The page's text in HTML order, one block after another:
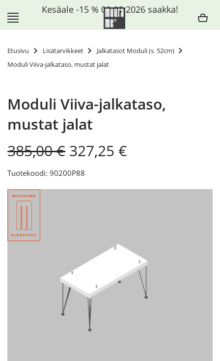
sisältöön
Etusivu Lisätarvikkeet
Jalkatasot Moduli (s. 52cm)
Moduli Viiva-jalkataso, mustat jalat
Moduli Viiva-jalkataso,
mustat jalat
385,00€ Original
price
was:
385,00 €.
327,25 €
Tuotekoodi: 90200P88
Kesäale -15 % 09.08.2026 saakka!